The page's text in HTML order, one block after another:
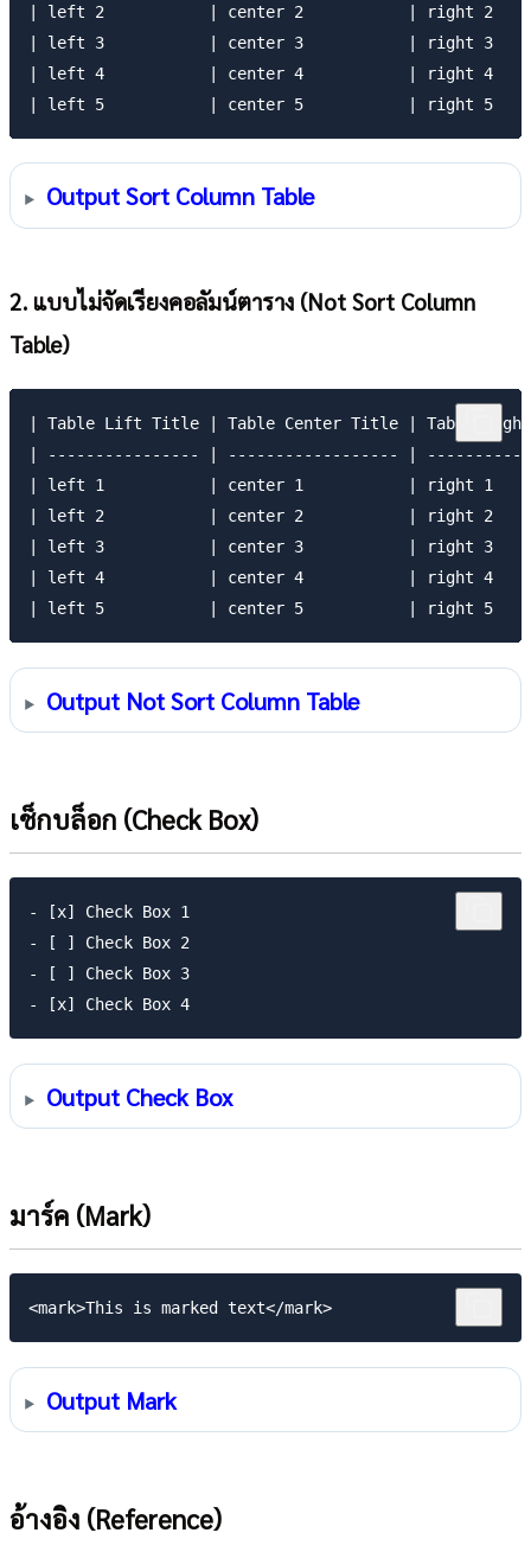
| left 2           | center 2           | right 2
| left 3           | center 3           | right 3
| left 4           | center 4           | right 4
Output Sort Column Table
2. แบบไม่จัดเรียงคอลัมน์ตาราง (Not Sort Column
Table)
| Table Lift Title | Table Center Title | Table
| ---------------- | ------------------ |
| left 1           | center 1           | right 1
| left 2           | center 2           | right 2
| left 3           | center 3           | right 3
| left 4           | center 4           | right 4
Output Not Sort Column Table
เช็กบล็อก (Check Box)
- [x] Check Box 1
- [ ] Check Box 2
- [ ] Check Box 3
Output Check Box
มาร์ค (Mark)
Output Mark
อ้างอิง (Reference)